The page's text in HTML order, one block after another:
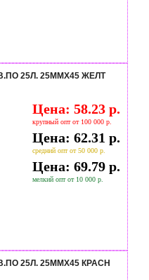
25Л. 25ММХ45 ЖЕЛТ
Цена: 58.23 р.
крупный опт от 100 000 р.
Цена: 62.31 р.
средний опт от 50 000 р.
Цена: 69.79 р.
мелкий опт от 10 000 р.
25Л. 25ММХ45 КРАСН